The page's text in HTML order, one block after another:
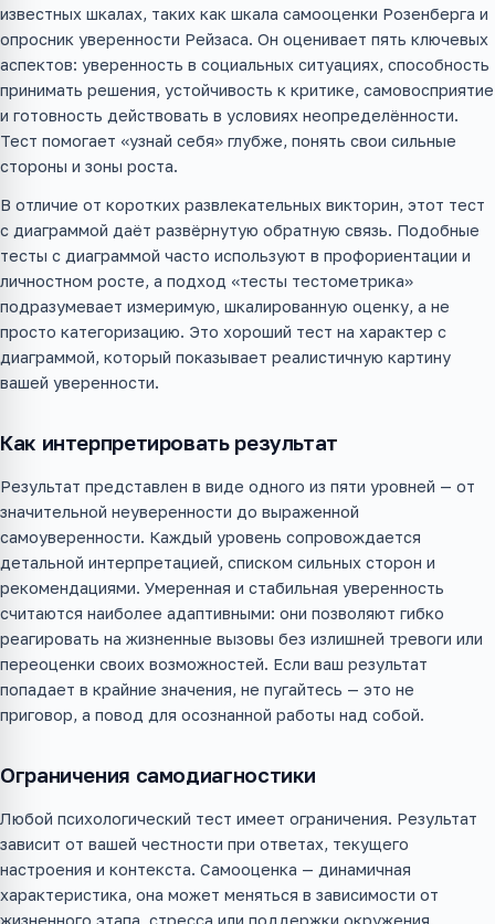
известных шкалах, таких как шкала самооценки Розенберга и
опросник уверенности Рейзаса. Он оценивает пять ключевых
аспектов: уверенность в социальных ситуациях, способность
принимать решения, устойчивость к критике, самовосприятие
и готовность действовать в условиях неопределённости.
Тест помогает «узнай себя» глубже, понять свои сильные
стороны и зоны роста.
В отличие от коротких развлекательных викторин, этот тест
с диаграммой даёт развёрнутую обратную связь. Подобные
тесты с диаграммой часто используют в профориентации и
личностном росте, а подход «тесты тестометрика»
подразумевает измеримую, шкалированную оценку, а не
просто категоризацию. Это хороший тест на характер с
диаграммой, который показывает реалистичную картину
вашей уверенности.
Как интерпретировать результат
Результат представлен в виде одного из пяти уровней — от
значительной неуверенности до выраженной
самоуверенности. Каждый уровень сопровождается
детальной интерпретацией, списком сильных сторон и
рекомендациями. Умеренная и стабильная уверенность
считаются наиболее адаптивными: они позволяют гибко
реагировать на жизненные вызовы без излишней тревоги или
переоценки своих возможностей. Если ваш результат
попадает в крайние значения, не пугайтесь — это не
приговор, а повод для осознанной работы над собой.
Ограничения самодиагностики
Любой психологический тест имеет ограничения. Результат
зависит от вашей честности при ответах, текущего
настроения и контекста. Самооценка — динамичная
характеристика, она может меняться в зависимости от